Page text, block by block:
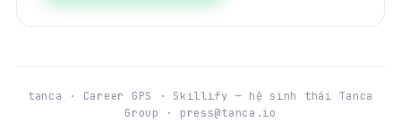
tanca · Career GPS · Skillify — hệ sinh thái Tanca
Group · press@tanca.io